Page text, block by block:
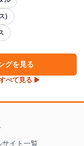
)
グを見る
べて見る ▶
サイト一覧